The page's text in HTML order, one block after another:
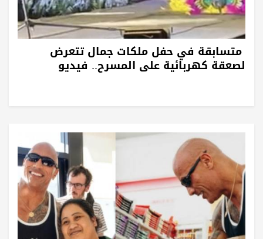
متسابقة في حفل ملكات جمال تتعرض
لصعقة كهربائية على المسرح.. فيديو